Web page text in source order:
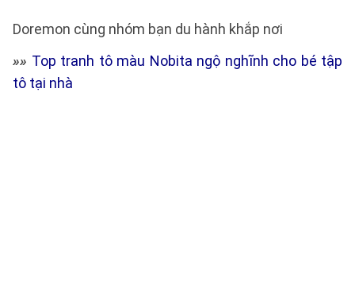
Doremon cùng nhóm bạn du hành khắp nơi
»» Top tranh tô màu Nobita ngộ nghĩnh cho bé tập
tô tại nhà